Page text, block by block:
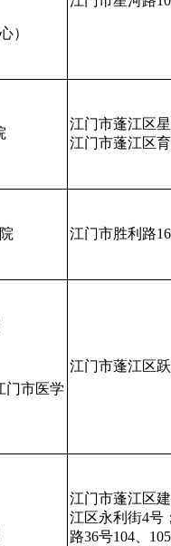
）
江门市蓬江区
江门市蓬江区
江门市胜利路
门市医学
江门市蓬江区
江门市蓬江区
江区永利街4号
路36号104、